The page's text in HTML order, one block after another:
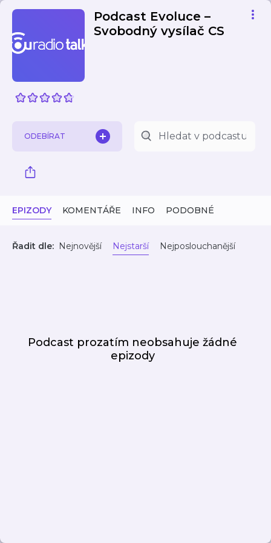
Podcast Evoluce –
Svobodný vysílač CS
ODEBÍRAT
EPIZODY KOMENTÁŘE INFO PODOBNÉ
Řadit dle: Nejnovější Nejstarší Nejposlouchanější
Podcast prozatím neobsahuje žádné
epizody